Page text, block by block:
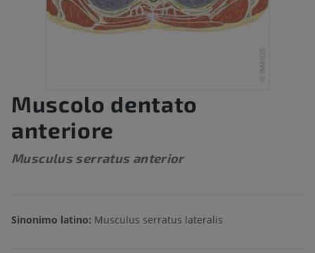
Muscolo dentato
anteriore
Musculus serratus anterior
Sinonimo latino: Musculus serratus lateralis